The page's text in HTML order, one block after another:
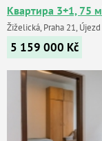
Квартира 3+1, 75
Žiželická, Praha 21,
5 159 000 Kč